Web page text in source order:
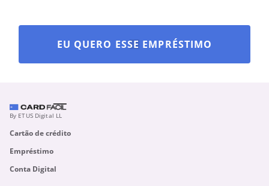
EU QUERO ESSE EMPRÉSTIMO
By ETUS Digital LL
Cartão de crédito
Empréstimo
Conta Digital